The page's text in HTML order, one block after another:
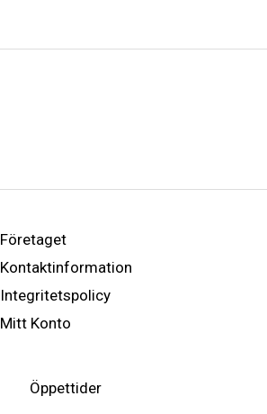
Företaget
Kontaktinformation
Integritetspolicy
Mitt Konto
Öppettider